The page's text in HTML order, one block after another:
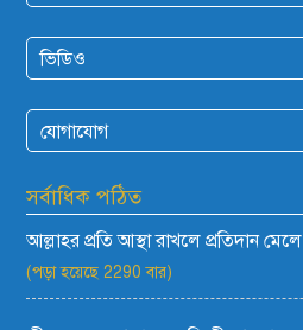
ভিডিও
যোগাযোগ
সর্বাধিক পঠিত
আল্লাহর প্রতি আস্থা রাখলে প্রতিদান মেলে
(পড়া হয়েছে 2290 বার)